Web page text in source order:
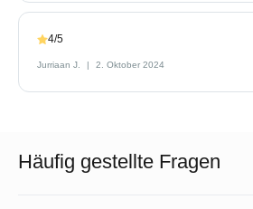
4/5
Jurriaan J. 2. Oktober 2024
Häufig gestellte Fragen